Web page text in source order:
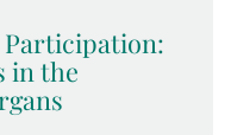
in the